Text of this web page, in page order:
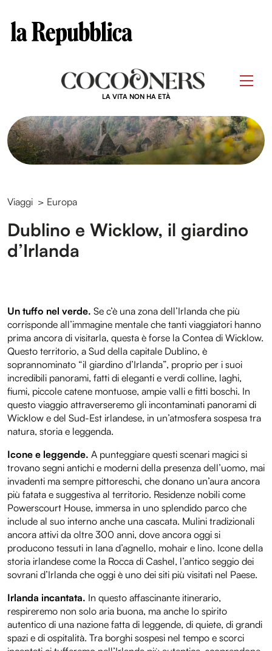
LA VITA NON HA ETÀ
Viaggi > Europa
Dublino e Wicklow, il giardino
d’Irlanda
Un tuffo nel verde. Se c’è una zona dell’Irlanda che più
corrisponde all’immagine mentale che tanti viaggiatori hanno
prima ancora di visitarla, questa è forse la Contea di Wicklow.
Questo territorio, a Sud della capitale Dublino, è
soprannominato “il giardino d’Irlanda”, proprio per i suoi
incredibili panorami, fatti di eleganti e verdi colline, laghi,
fiumi, piccole catene montuose, ampie valli e fitti boschi. In
questo viaggio attraverseremo gli incontaminati panorami di
Wicklow e del Sud-Est irlandese, in un’atmosfera sospesa tra
natura, storia e leggenda.
Icone e leggende. A punteggiare questi scenari magici si
trovano segni antichi e moderni della presenza dell’uomo, mai
invadenti ma sempre pittoreschi, che donano un’aura ancora
più fatata e suggestiva al territorio. Residenze nobili come
Powerscourt House, immersa in uno splendido parco che
include al suo interno anche una cascata. Mulini tradizionali
ancora attivi da oltre 300 anni, dove ancora oggi si
producono tessuti in lana d’agnello, mohair e lino. Icone della
storia irlandese come la Rocca di Cashel, l’antico seggio dei
sovrani d’Irlanda che oggi è uno dei siti più visitati nel Paese.
Irlanda incantata. In questo affascinante itinerario,
respireremo non solo aria buona, ma anche lo spirito
autentico di una nazione fatta di leggende, di quiete, di grandi
spazi e di ospitalità. Tra borghi sospesi nel tempo e scorci